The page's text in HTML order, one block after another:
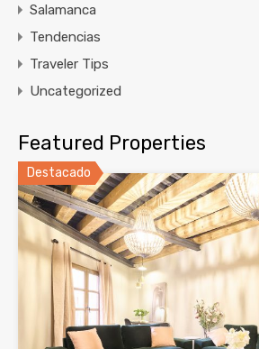
Salamanca
Tendencias
Traveler Tips
Uncategorized
Featured Properties
Destacado